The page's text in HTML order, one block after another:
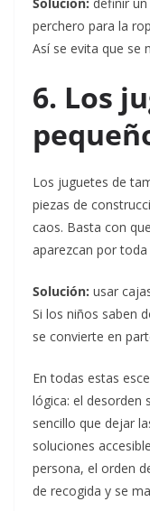
Solución: definir
perchero para la
Así se evita que se
6. Los
Los juguetes de
piezas de
caos. Basta con
aparezcan por toda
Solución: usar
Si los niños saben
se convierte en
En todas estas
lógica: el desorden
sencillo que dejar
soluciones
persona, el orden
de recogida y se